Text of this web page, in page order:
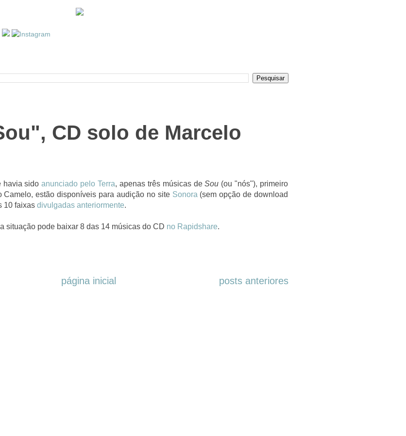
CD solo de Marcelo
havia sidoanunciado pelo Terra, apenas três músicas deSou (ou "nós"), primeiro
Camelo, estão disponíveis para audição no site Sonora (sem opção de download
10 faixas divulgadas anteriormente.
situação pode baixar 8 das 14 músicas do CD no Rapidshare.
posts anteriores
página inicial